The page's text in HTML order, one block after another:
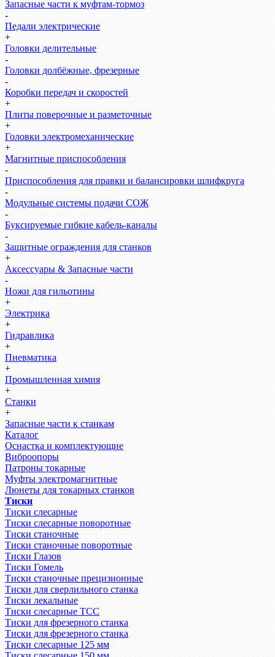
Запасные части к муфтам-тормоз
-
Педали электрические
+
Головки делительные
-
Головки долбёжные, фрезерные
-
Коробки передач и скоростей
+
Плиты поверочные и разметочные
+
Головки электромеханические
+
Магнитные приспособления
-
Приспособления для правки и балансировки шлифкруга
-
Модульные системы подачи СОЖ
-
Буксируемые гибкие кабель-каналы
-
Защитные ограждения для станков
+
Аксессуары & Запасные части
-
Ножи для гильотины
+
Электрика
+
Гидравлика
+
Пневматика
+
Промышленная химия
+
Станки
+
Запасные части к станкам
Каталог
Оснастка и комплектующие
Виброопоры
Патроны токарные
Муфты электромагнитные
Люнеты для токарных станков
Тиски
Тиски слесарные
Тиски слесарные поворотные
Тиски станочные
Тиски станочные поворотные
Тиски Глазов
Тиски Гомель
Тиски станочные прецизионные
Тиски для сверлильного станка
Тиски лекальные
Тиски слесарные ТСС
Тиски для фрезерного станка
Тиски для фрезерного станка
Тиски слесарные 125 мм